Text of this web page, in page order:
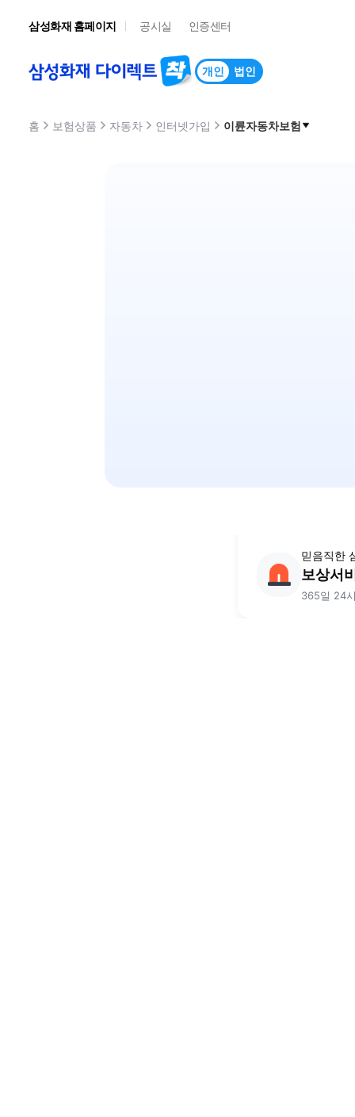
삼성화재 홈페이지 공시실 인증센터
개인 및 법인서비스 메뉴
개인
선택됨 법인
홈 보험상품 자동차 인터넷가입 이륜자동차보험
믿음직한
보상서
365일 24